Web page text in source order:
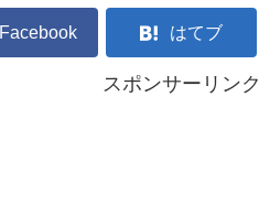
Facebook はてブ
スポンサーリンク